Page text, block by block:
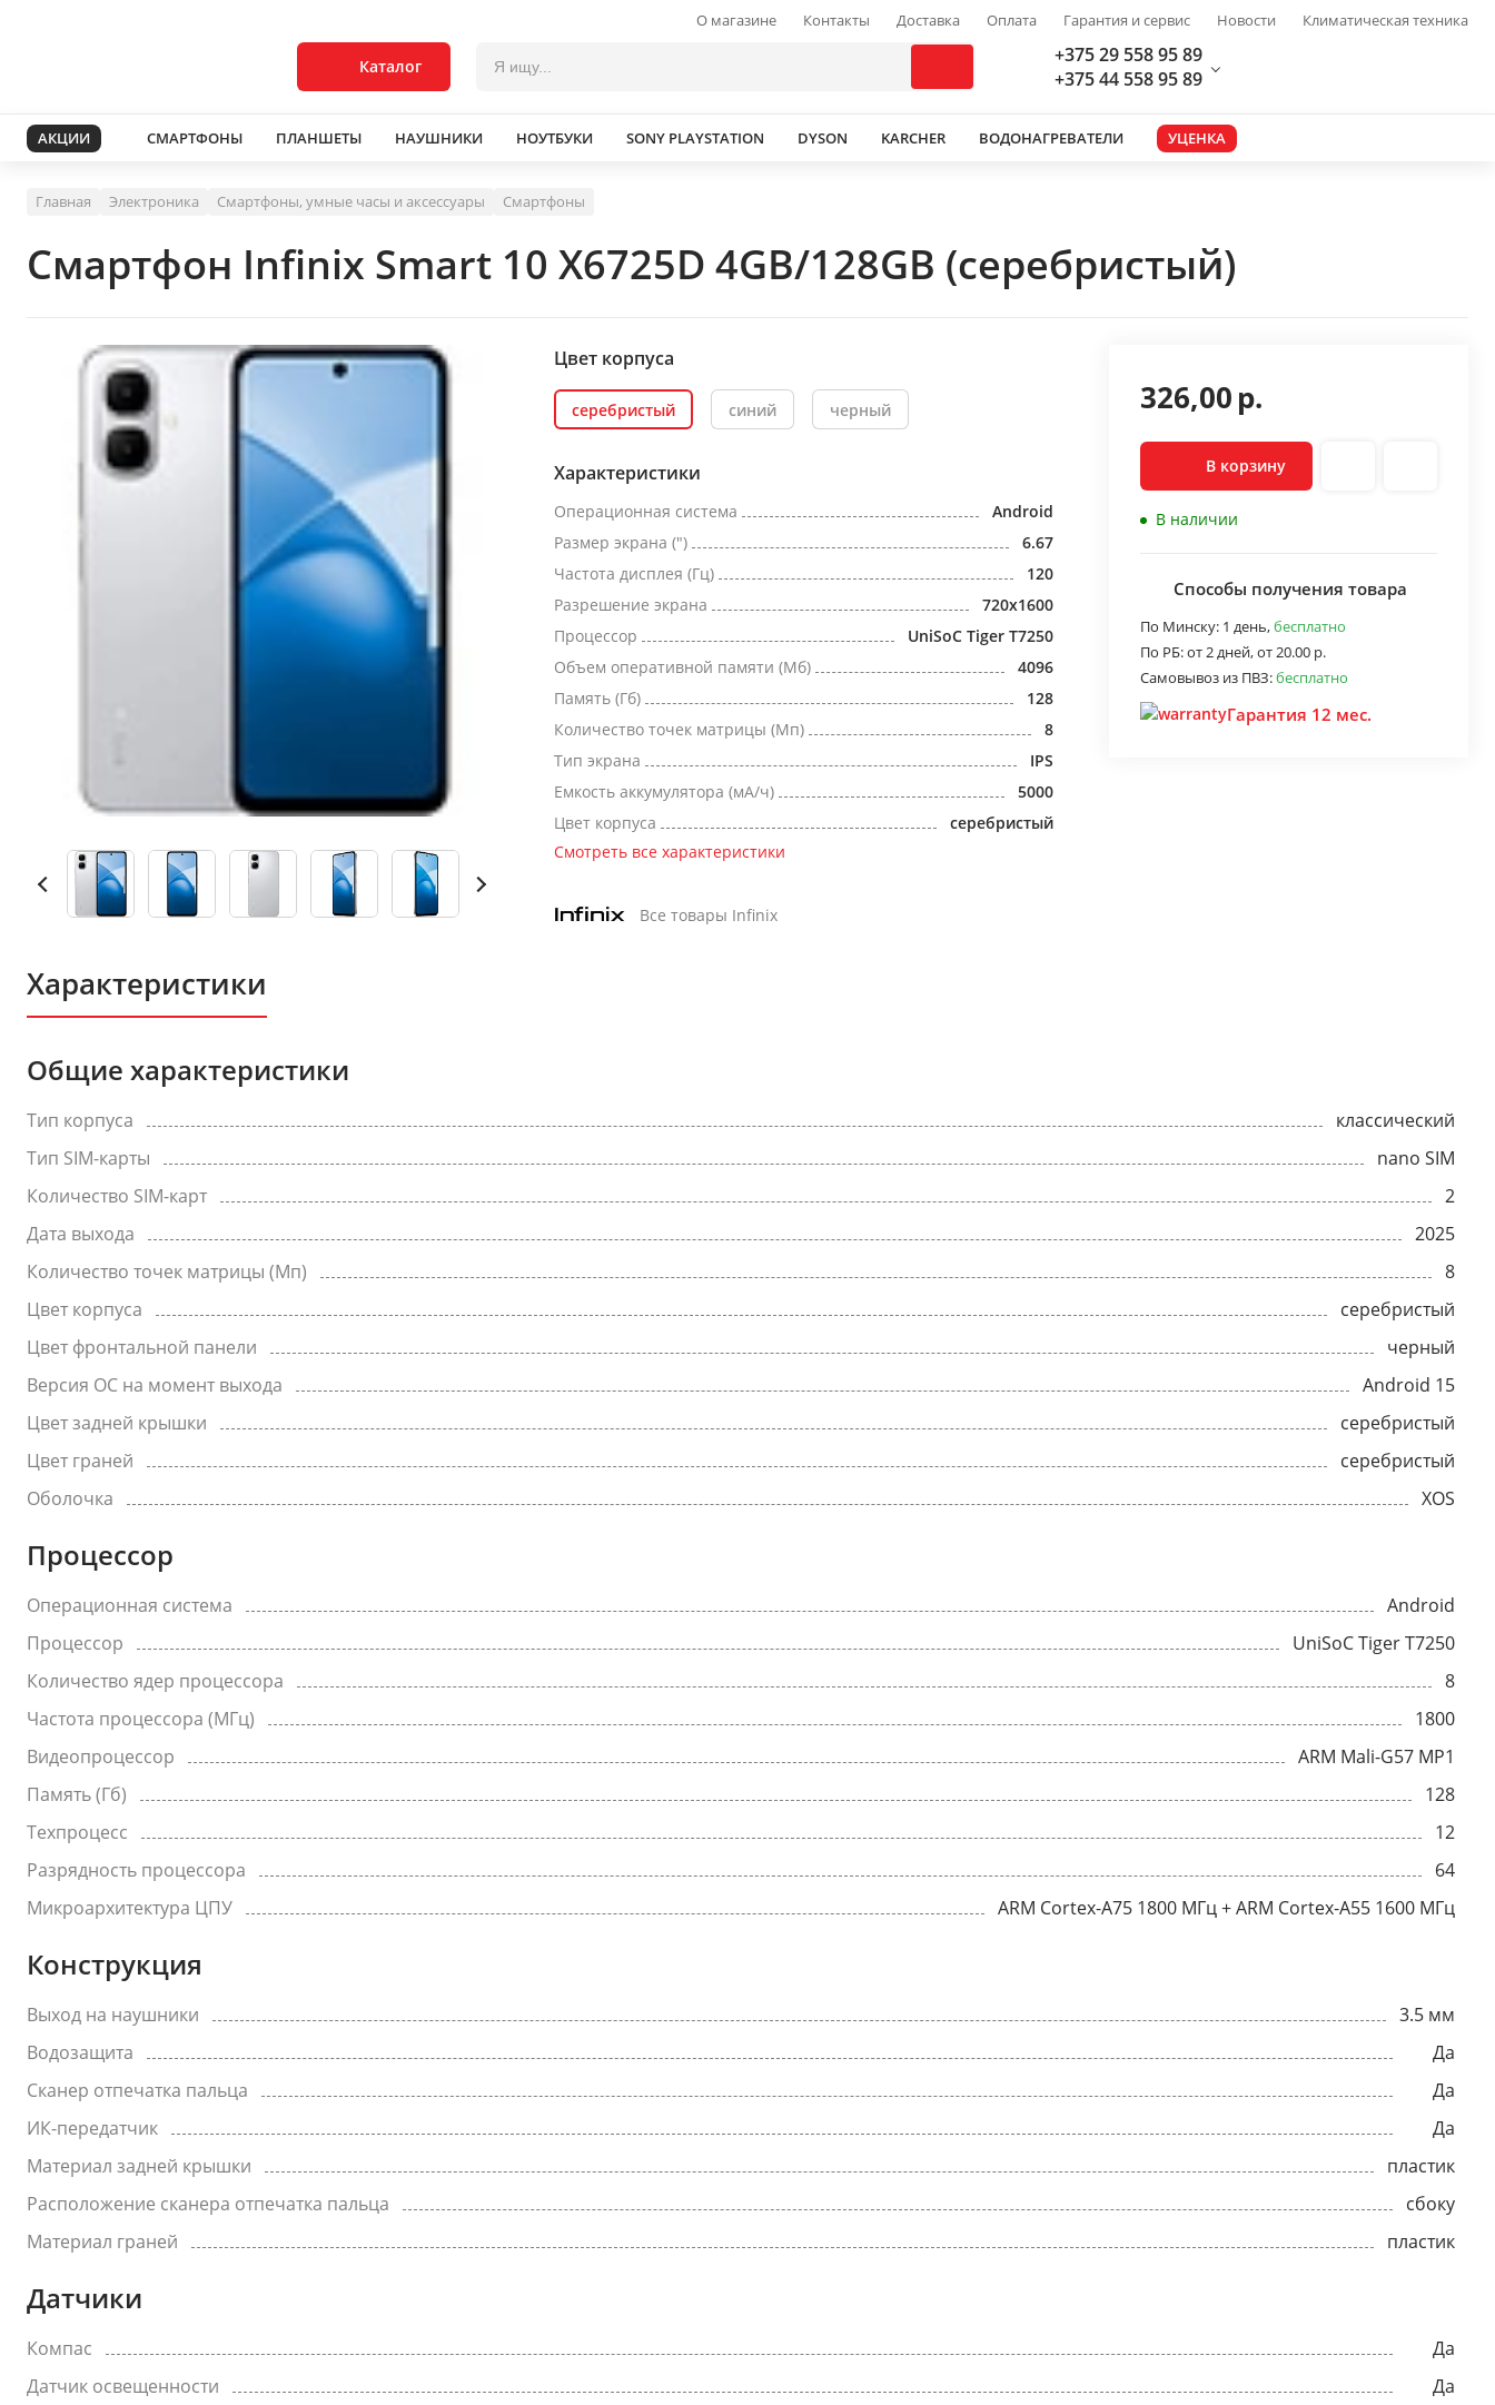
О магазине Контакты Доставка Оплата Гарантия и сервис Новости Климатическая техника
Каталог
+375 29 558 95 89
+375 44 558 95 89
АКЦИИ СМАРТФОНЫ ПЛАНШЕТЫ НАУШНИКИ НОУТБУКИ SONY PLAYSTATION DYSON KARCHER ВОДОНАГРЕВАТЕЛИ УЦЕНКА
Главная Электроника Смартфоны, умные часы и аксессуары Смартфоны
Смартфон Infinix Smart 10 X6725D 4GB/128GB (серебристый)
Цвет корпуса
серебристый синий черный
Характеристики
Операционная система
Android
Размер экрана (")
6.67
Частота дисплея (Гц)
120
Разрешение экрана
720x1600
Процессор
UniSoC Tiger T7250
Объем оперативной памяти (Мб)
4096
Память (Гб)
128
Количество точек матрицы (Мп)
8
Тип экрана
IPS
Емкость аккумулятора (мА/ч)
5000
Цвет корпуса
серебристый
Смотреть все характеристики
Все товары Infinix
326,00р.
В корзину
В наличии
Способы получения товара
По Минску: 1 день,бесплатно
По РБ:от 2 дней,от 20.00 р.
Самовывоз из ПВЗ:бесплатно
Гарантия 12 мес.
Характеристики
Общие характеристики
Тип корпуса
классический
Тип SIM-карты
nano SIM
Количество SIM-карт
2
Дата выхода
2025
Количество точек матрицы (Мп)
8
Цвет корпуса
серебристый
Цвет фронтальной панели
черный
Версия ОС на момент выхода
Android 15
Цвет задней крышки
серебристый
Цвет граней
серебристый
Оболочка
XOS
Процессор
Операционная система
Android
Процессор
UniSoC Tiger T7250
Количество ядер процессора
8
Частота процессора (МГц)
1800
Видеопроцессор
ARM Mali-G57 MP1
Память (Гб)
128
Техпроцесс
12
Разрядность процессора
64
Микроархитектура ЦПУ
ARM Cortex-A75 1800 МГц + ARM Cortex-A55 1600 МГц
Конструкция
Выход на наушники
3.5 мм
Водозащита
Да
Сканер отпечатка пальца
Да
ИК-передатчик
Да
Материал задней крышки
пластик
Расположение сканера отпечатка пальца
сбоку
Материал граней
пластик
Датчики
Компас
Да
Датчик освещенности
Да